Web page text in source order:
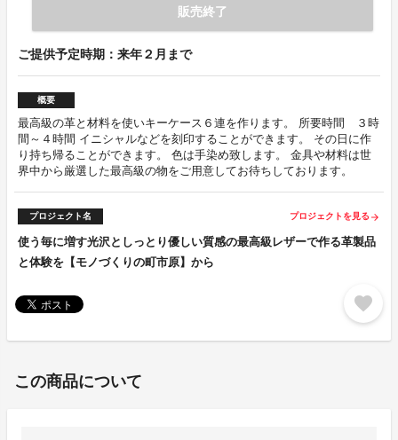
販売終了
ご提供予定時期：来年２月まで
概要
最高級の革と材料を使いキーケース６連を作ります。 所要時間 ３時
間～４時間 イニシャルなどを刻印することができます。 その日に作
り持ち帰ることができます。 色は手染め致します。 金具や材料は世
界中から厳選した最高級の物をご用意してお待ちしております。
プロジェクト名 プロジェクトを見る arrow_forward
使う毎に増す光沢としっとり優しい質感の最高級レザーで作る革製品
と体験を【モノづくりの町市原】から
favorite
この商品について